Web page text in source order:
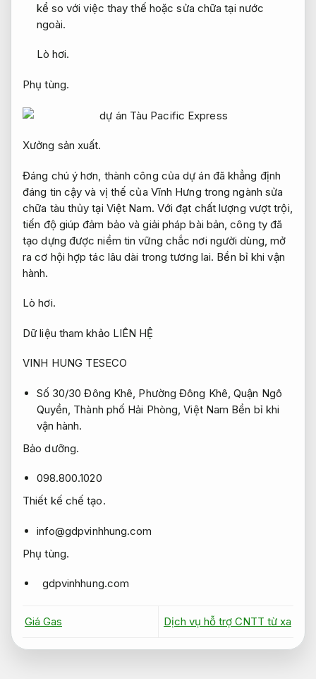
kể so với việc thay thế hoặc sửa chữa tại nước
ngoài.
Lò hơi.
Phụ tùng.
Xưởng sản xuất.
Đáng chú ý hơn, thành công của dự án đã khẳng định
đáng tin cậy và vị thế của Vĩnh Hưng trong ngành sửa
chữa tàu thủy tại Việt Nam. Với đạt chất lượng vượt trội,
tiến độ giúp đảm bảo và giải pháp bài bản, công ty đã
tạo dựng được niềm tin vững chắc nơi người dùng, mở
ra cơ hội hợp tác lâu dài trong tương lai. Bền bỉ khi vận
hành.
Lò hơi.
Dữ liệu tham khảo LIÊN HỆ
VINH HUNG TESECO
Số 30/30 Đông Khê, Phường Đông Khê, Quận Ngô
Quyền, Thành phố Hải Phòng, Việt Nam Bền bỉ khi
vận hành.
Bảo dưỡng.
098.800.1020
Thiết kế chế tạo.
info@gdpvinhhung.com
Phụ tùng.
gdpvinhhung.com
Giá Gas Dịch vụ hỗ trợ CNTT từ xa